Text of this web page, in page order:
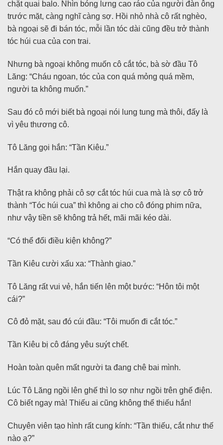
chặt quai balo. Nhìn bóng lưng cao ráo của người đàn ông
trước mặt, càng nghĩ càng sợ. Hồi nhỏ nhà cô rất nghèo,
bà ngoại sẽ đi bán tóc, mỗi lần tóc dài cũng đều trở thành
tóc húi cua của con trai.
Nhưng bà ngoại không muốn cô cắt tóc, bà sờ đầu Tô
Lăng: “Cháu ngoan, tóc của con quá mỏng quá mềm,
người ta không muốn.”
Sau đó cô mới biết bà ngoại nói lung tung mà thôi, đấy là
vì yêu thương cô.
Tô Lăng gọi hắn: “Tần Kiêu.”
Hắn quay đầu lại.
Thật ra không phải cô sợ cắt tóc húi cua mà là sợ cô trở
thành “Tóc húi cua” thì không ai cho cô đóng phim nữa,
như vậy tiền sẽ không trả hết, mãi mãi kéo dài.
“Có thể đổi điều kiện không?”
Tần Kiêu cười xấu xa: “Thành giao.”
Tô Lăng rất vui vẻ, hắn tiến lên một bước: “Hôn tôi một
cái?”
Cô đỏ mặt, sau đó cúi đầu: “Tôi muốn đi cắt tóc.”
Tần Kiêu bị cô đáng yêu suýt chết.
Hoàn toàn quên mất người ta đang chê bai mình.
Lúc Tô Lăng ngồi lên ghế thì lo sợ như ngồi trên ghế điện.
Cô biết ngay mà! Thiếu ai cũng không thể thiếu hắn!
Chuyên viên tạo hình rất cung kính: “Tần thiếu, cắt như thế
nào ạ?”